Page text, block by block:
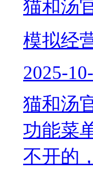
猫和汤
模拟经
2025-
猫和汤
功能菜
不开的